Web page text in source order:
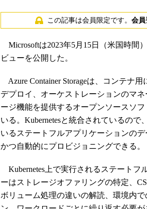
この記事は会員限定です。 会員
Microsoftは2023年5月15日（米国時間
ビューを公開した。
Azure Container Storageは、コンテナ
デプロイ、オーケストレーションのマ
ージ機能を提供するオープンソースソ
いる。Kubernetesと統合されているので
いるステートフルアプリケーションの
かつ自動的にプロビジョニングできる。
Kubernetes上で実行されるステートフ
ーはストレージオファリングの特定、
ボリューム処理の違いの解読、環境内